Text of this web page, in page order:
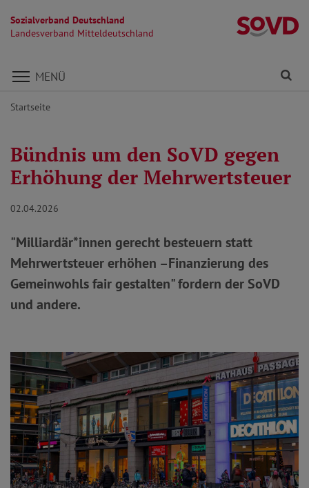
Sozialverband Deutschland
Landesverband Mitteldeutschland
Direkt zu den Inhalten springen
MENÜ
Startseite
Bündnis um den SoVD gegen
Erhöhung der Mehrwertsteuer
02.04.2026
"Milliardär*innen gerecht besteuern statt
Mehrwertsteuer erhöhen –Finanzierung des
Gemeinwohls fair gestalten" fordern der SoVD
und andere.